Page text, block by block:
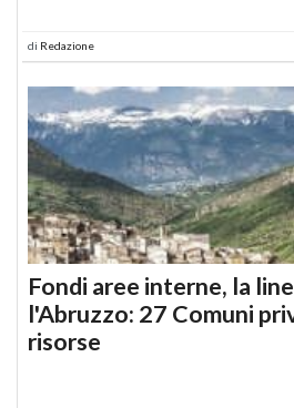
di Redazione
Fondi aree interne, la
l'Abruzzo: 27 Comuni
risorse